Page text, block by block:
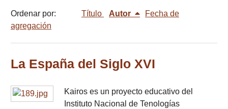
Ordenar por: Título Autor
Fecha de
agregación
La España del Siglo XVI
Kairos es un proyecto educativo del
Instituto Nacional de Tenologías